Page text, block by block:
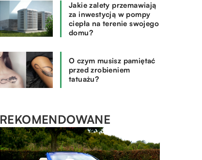
Jakie zalety przemawiają
za inwestycją w pompy
ciepła na terenie swojego
domu?
O czym musisz pamiętać
przed zrobieniem
tatuażu?
REKOMENDOWANE